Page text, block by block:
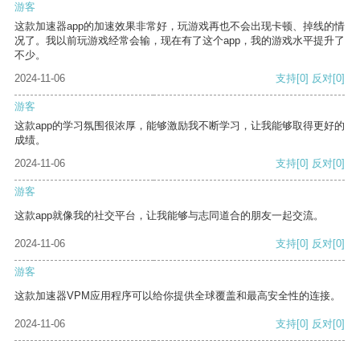
游客
这款加速器app的加速效果非常好，玩游戏再也不会出现卡顿、掉线的情
况了。我以前玩游戏经常会输，现在有了这个app，我的游戏水平提升了
不少。
2024-11-06
支持[0] 反对[0]
游客
这款app的学习氛围很浓厚，能够激励我不断学习，让我能够取得更好的
成绩。
2024-11-06
支持[0] 反对[0]
游客
这款app就像我的社交平台，让我能够与志同道合的朋友一起交流。
2024-11-06 支持[0] 反对[0]
游客
这款加速器VPM应用程序可以给你提供全球覆盖和最高安全性的连接。
2024-11-06 支持[0] 反对[0]